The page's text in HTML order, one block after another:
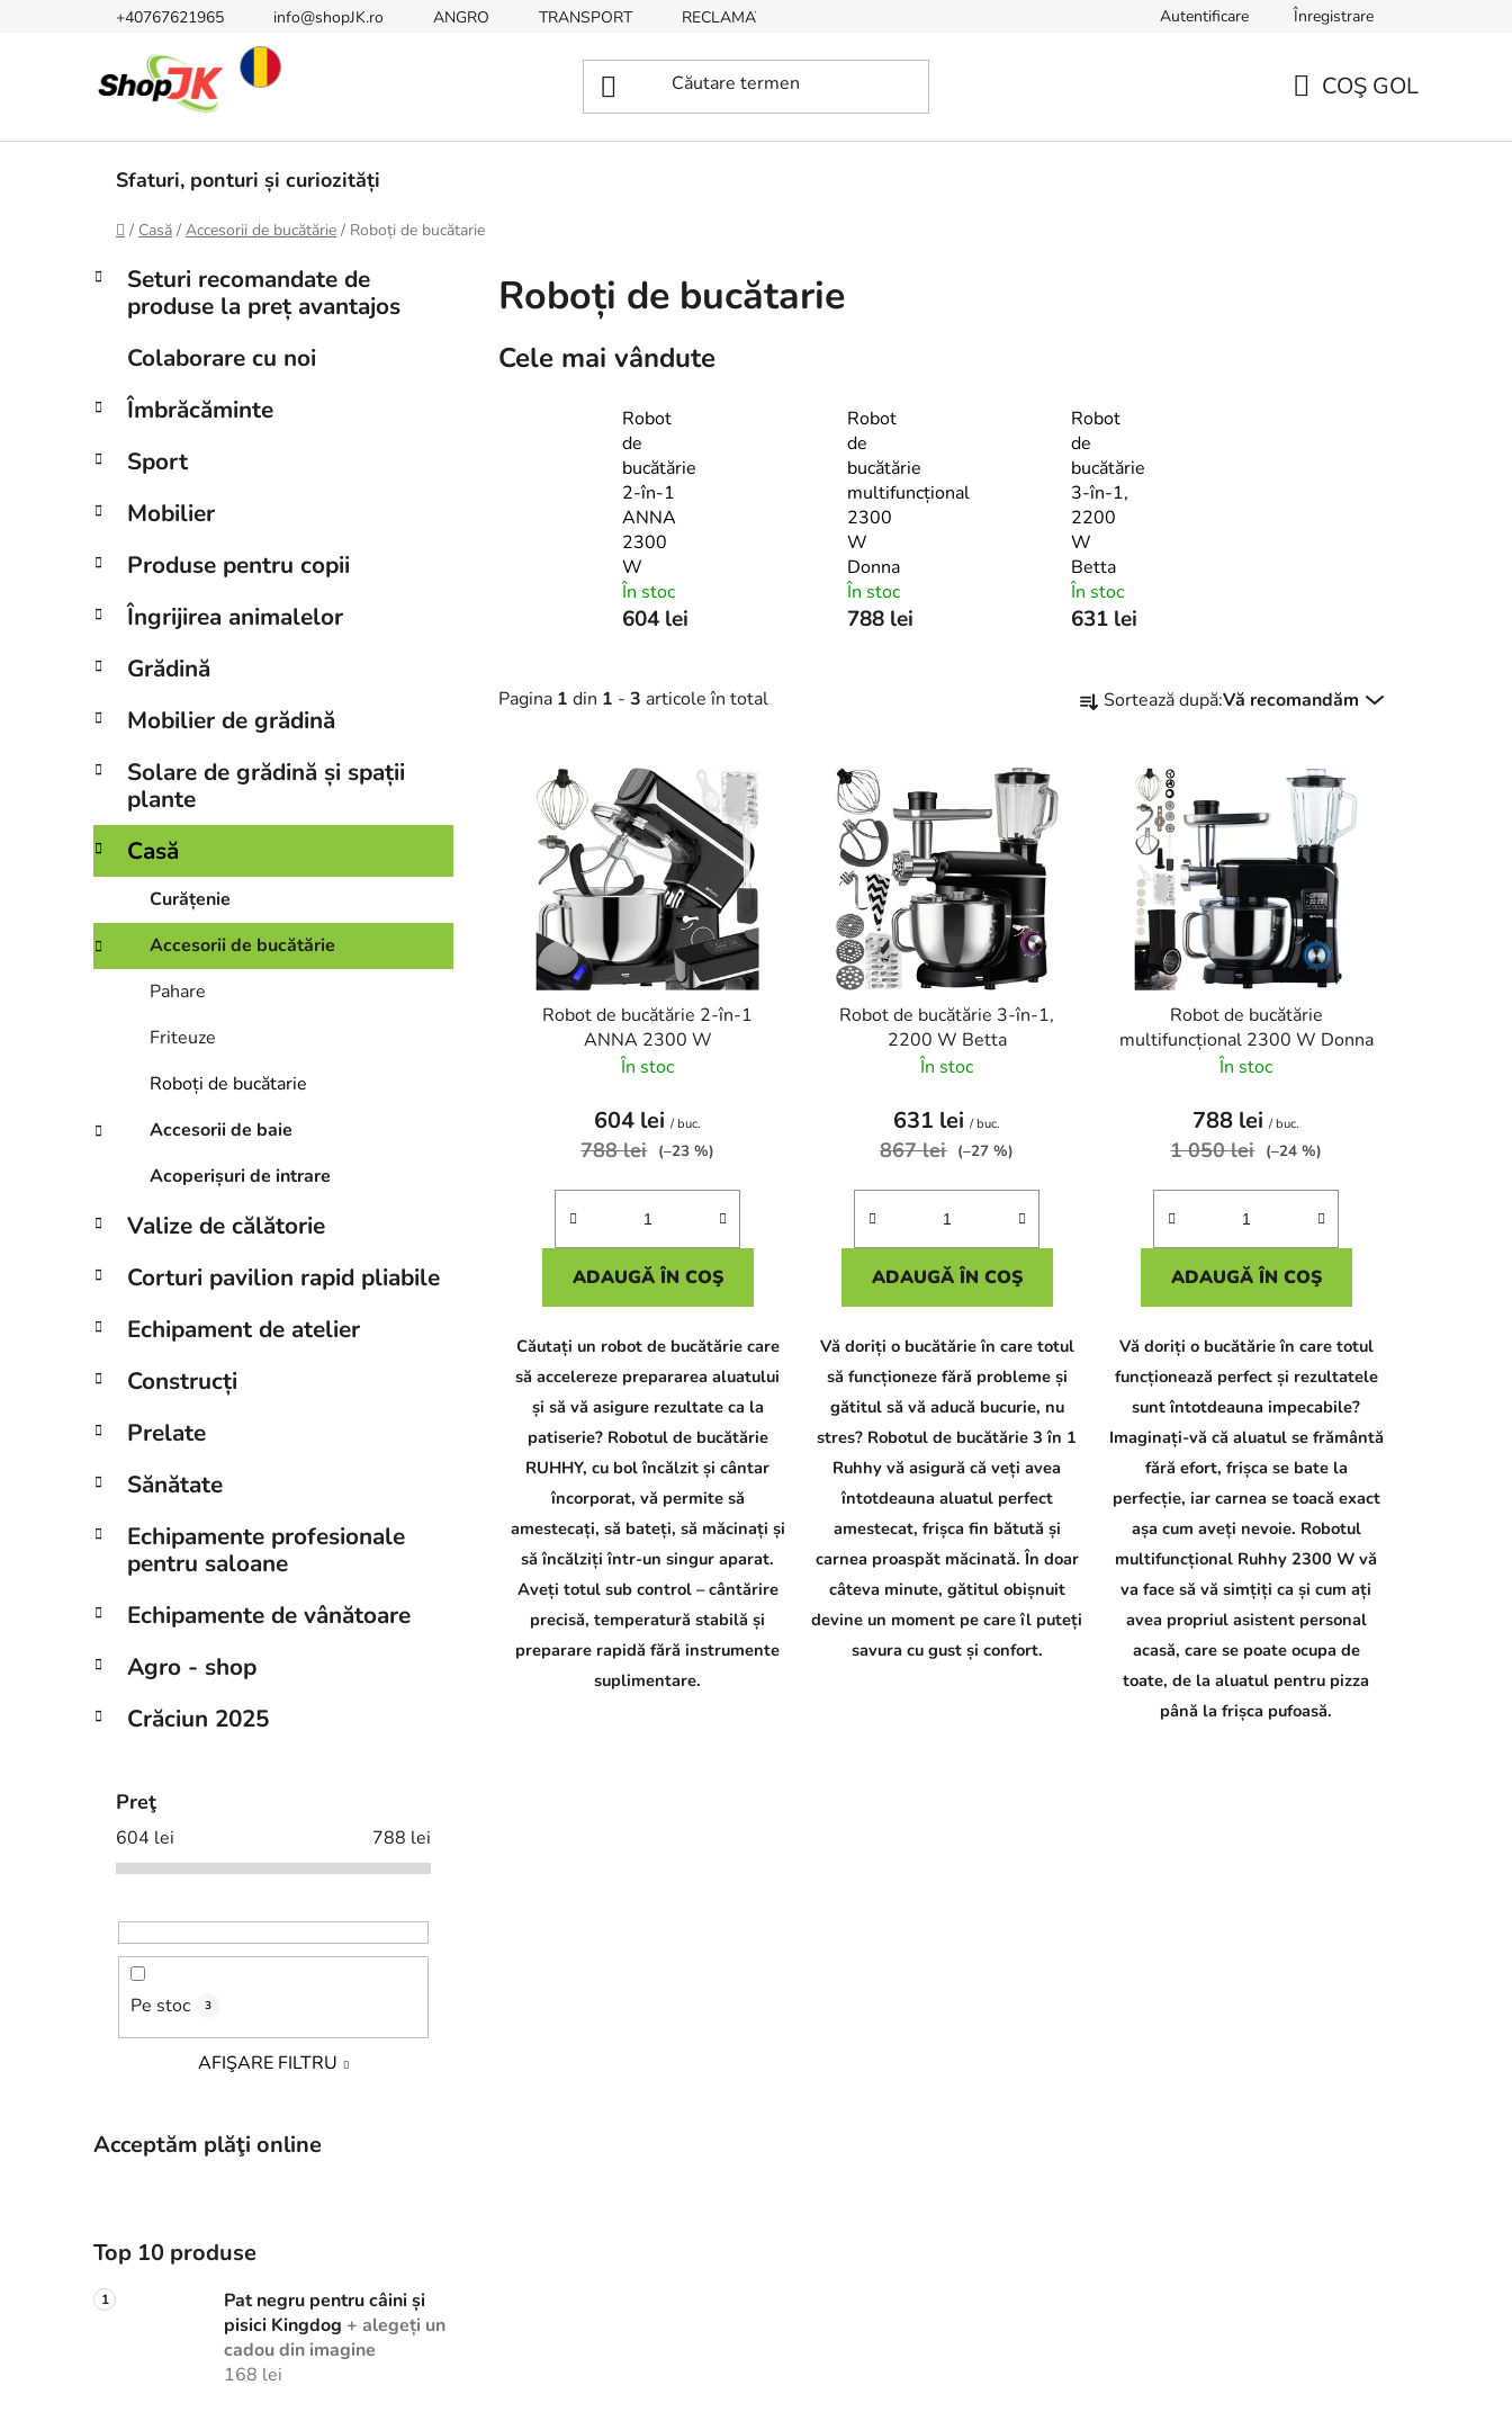
+40767621965 info@shopJK.ro ANGRO TRANSPORT RECLAMAȚII, RETURNĂRI DE BUNURI TERMENI ȘI CONDIȚII GENERALE Sfaturi, ponturi și curiozități
Autentificare Înregistrare
COŞ GOL
Sfaturi, ponturi și curiozități
Acasă
/ Casă / Accesorii de bucătărie / Roboți de bucătarie
B
a
e
r
l
peste
categorii
C
a
r
i
Seturi recomandate de
produse la preț avantajos
Colaborare cu noi
Îmbrăcăminte
Sport
Mobilier
Produse pentru copii
Îngrijirea animalelor
Grădină
Mobilier de grădină
Solare de grădină și spații
plante
Casă
Curățenie
Accesorii de bucătărie
Pahare
Friteuze
Roboți de bucătarie
Accesorii de baie
Acoperișuri de intrare
Valize de călătorie
Corturi pavilion rapid pliabile
Echipament de atelier
Construcți
Prelate
Sănătate
Echipamente profesionale
pentru saloane
Echipamente de vânătoare
Agro - shop
Crăciun 2025
Preţ
604 lei 788 lei
Pe stoc 3
AFIŞARE FILTRU
Acceptăm plăţi online
Top 10 produse
Pat negru pentru câini și
pisici Kingdog + alegeți un
cadou din imagine
168 lei
Roboți de bucătarie
Cele mai vândute
Robot
de
bucătărie
2-în-1
ANNA
2300
W
În stoc
604 lei
Robot
de
bucătărie
multifuncțional
2300
W
Donna
În stoc
788 lei
Robot
de
bucătărie
3-în-1,
2200
W
Betta
În stoc
631 lei
Pagina 1 din 1 - 3 articole în total
e Sortează după:Vă recomandăm
Robot de bucătărie 2-în-1
ANNA 2300 W
În stoc
604 lei/ buc.
788 lei (–23 %)
ADAUGĂ ÎN COŞ
Căutați un robot de bucătărie care
să accelereze prepararea aluatului
și să vă asigure rezultate ca la
patiserie? Robotul de bucătărie
RUHHY, cu bol încălzit și cântar
încorporat, vă permite să
amestecați, să bateți, să măcinați și
să încălziți într-un singur aparat.
Aveți totul sub control – cântărire
precisă, temperatură stabilă și
preparare rapidă fără instrumente
suplimentare.
Robot de bucătărie 3-în-1,
2200 W Betta
În stoc
631 lei/ buc.
867 lei (–27 %)
ADAUGĂ ÎN COŞ
Vă doriți o bucătărie în care totul
să funcționeze fără probleme și
gătitul să vă aducă bucurie, nu
stres? Robotul de bucătărie 3 în 1
Ruhhy vă asigură că veți avea
întotdeauna aluatul perfect
amestecat, frișca fin bătută și
carnea proaspăt măcinată. În doar
câteva minute, gătitul obișnuit
devine un moment pe care îl puteți
savura cu gust și confort.
Robot de bucătărie
multifuncțional 2300 W Donna
În stoc
788 lei/ buc.
1 050 lei (–24 %)
ADAUGĂ ÎN COŞ
Vă doriți o bucătărie în care totul
funcționează perfect și rezultatele
sunt întotdeauna impecabile?
Imaginați-vă că aluatul se frământă
fără efort, frișca se bate la
perfecție, iar carnea se toacă exact
așa cum aveți nevoie. Robotul
multifuncțional Ruhhy 2300 W vă
va face să vă simțiți ca și cum ați
avea propriul asistent personal
acasă, care se poate ocupa de
toate, de la aluatul pentru pizza
până la frișca pufoasă.